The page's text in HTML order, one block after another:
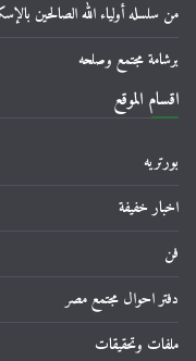
من سلسله أولياء الله الصالحين
برشامة مجتمع وصلحه
اقسام الموقع
بورتريه
اخبار خفيفة
فن
دفتر احوال مجتمع مصر
ملفات وتحقيقات